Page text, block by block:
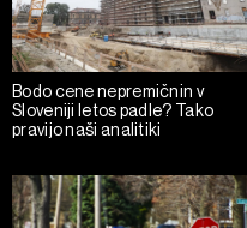
Bodo cene nepremičnin v
Sloveniji letos padle? Tako
pravijo naši analitiki